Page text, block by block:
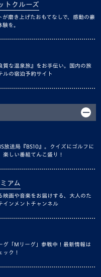
トクルーズ
が磨き上げたおもてなしで、感動の豪
を。
質な温泉旅』をお手伝い。国内の旅
ルの宿泊予約サイト
放送局『BS10』。クイズにゴルフに
楽しい番組てんこ盛り！
アム
映画や音楽をお届けする、大人のた
インメントチャンネル
グ「Mリーグ」参戦中！最新情報は
ック！